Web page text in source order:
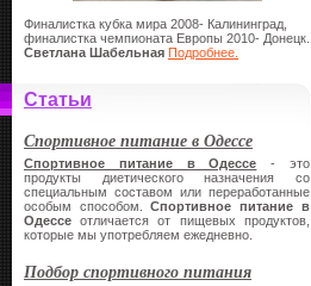
Финалистка кубка мира 2008- Калининград,
финалистка чемпионата Европы 2010- Донецк.
Светлана Шабельная Подробнее.
Статьи
Спортивное питание в Одессе
Спортивное питание в Одессе - это
продукты диетического назначения со
специальным составом или переработанные
особым способом.Спортивное питание в
Одессе отличается от пищевых продуктов,
которые мы употребляем ежедневно.
Подбор спортивного питания